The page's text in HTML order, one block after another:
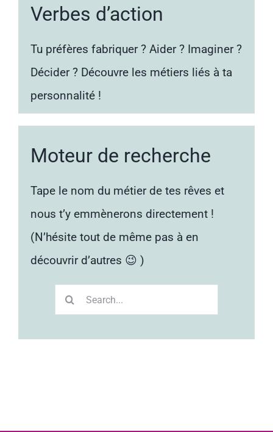
Verbes d’action
Tu préfères fabriquer ? Aider ? Imaginer ?
Décider ? Découvre les métiers liés à ta
personnalité !
Moteur de recherche
Tape le nom du métier de tes rêves et
nous t’y emmènerons directement !
(N’hésite tout de même pas à en
découvrir d’autres 😉 )
Rechercher: